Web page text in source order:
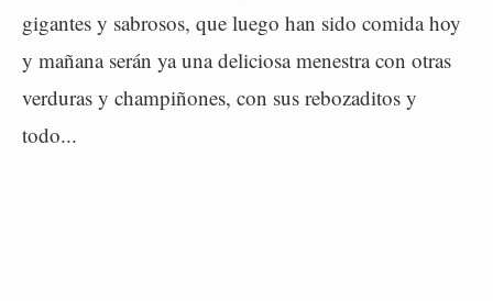
gigantes y sabrosos, que luego han sido comida hoy
y mañana serán ya una deliciosa menestra con otras
verduras y champiñones, con sus rebozaditos y
todo...